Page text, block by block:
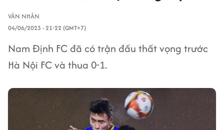
VĂN NHÂN
04/06/2023 - 21:22 (GMT+7)
Nam Định FC đã có trận đấu thất vọng trước
Hà Nội FC và thua 0-1.